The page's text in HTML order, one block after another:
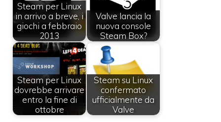
Steam per Linux
in arrivo a breve, i
giochi a febbraio
2013
Valve lancia la
nuova console
Steam Box?
Steam per Linux
dovrebbe arrivare
entro la fine di
ottobre
Steam su Linux
confermato
ufficialmente da
Valve